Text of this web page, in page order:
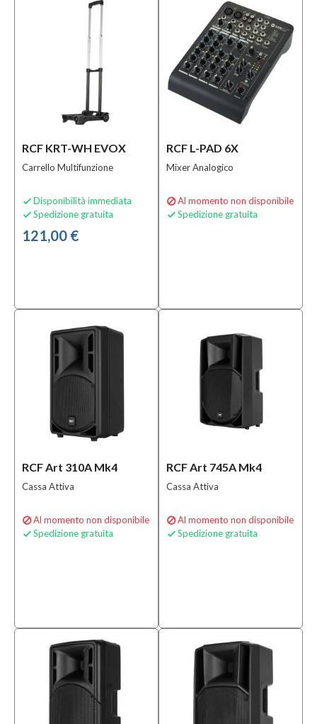
RCF KRT-WH EVOX
Carrello Multifunzione
 Disponibilità immediata
 Spedizione gratuita
121,00 €
RCF L-PAD 6X
Mixer Analogico
Al momento non disponibile
 Spedizione gratuita
RCF Art 310A Mk4
Cassa Attiva
Al momento non disponibile
 Spedizione gratuita
RCF Art 745A Mk4
Cassa Attiva
Al momento non disponibile
 Spedizione gratuita